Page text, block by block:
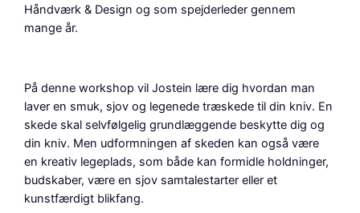
Håndværk & Design og som spejderleder gennem
mange år.
På denne workshop vil Jostein lære dig hvordan man
laver en smuk, sjov og legenede træskede til din kniv. En
skede skal selvfølgelig grundlæggende beskytte dig og
din kniv. Men udformningen af skeden kan også være
en kreativ legeplads, som både kan formidle holdninger,
budskaber, være en sjov samtalestarter eller et
kunstfærdigt blikfang.